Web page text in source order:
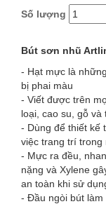
Số lượng
Bút sơn nhũ
- Hạt mực là
bị phai màu
- Viết được trên
loại, cao su, gỗ và
- Dùng để thiết kế
việc trang trí trong
- Mực ra đều,
nặng và Xylene
an toàn khi sử
- Đầu ngòi bút làm